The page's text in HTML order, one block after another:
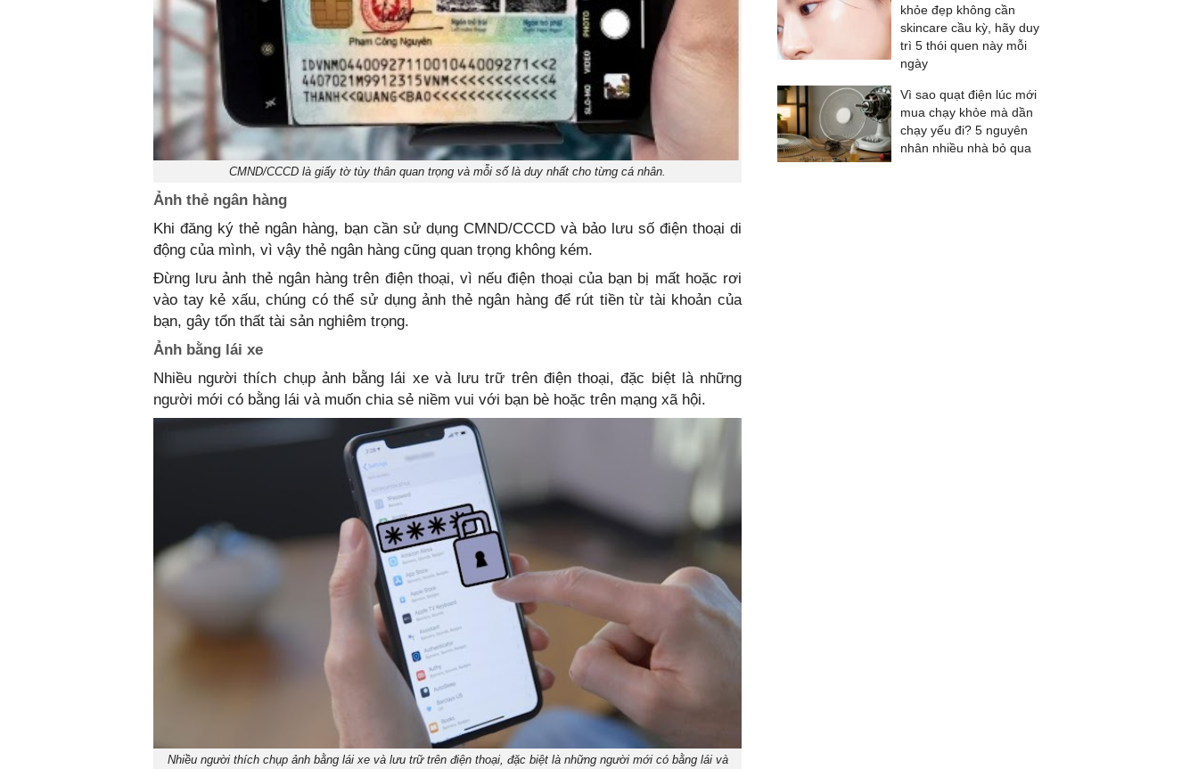
CMND/CCCD là giấy tờ tùy thân quan trọng và mỗi số là duy nhất cho từng cá nhân.
Ảnh thẻ ngân hàng
Khi đăng ký thẻ ngân hàng, bạn cần sử dụng CMND/CCCD và bảo lưu số điện thoại di
động của mình, vì vậy thẻ ngân hàng cũng quan trọng không kém.
Đừng lưu ảnh thẻ ngân hàng trên điện thoại, vì nếu điện thoại của bạn bị mất hoặc rơi
vào tay kẻ xấu, chúng có thể sử dụng ảnh thẻ ngân hàng để rút tiền từ tài khoản của
bạn, gây tổn thất tài sản nghiêm trọng.
Ảnh bằng lái xe
Nhiều người thích chụp ảnh bằng lái xe và lưu trữ trên điện thoại, đặc biệt là những
người mới có bằng lái và muốn chia sẻ niềm vui với bạn bè hoặc trên mạng xã hội.
Nhiều người thích chụp ảnh bằng lái xe và lưu trữ trên điện thoại, đặc biệt là những người mới có bằng lái và
khỏe đẹp không cần
skincare cầu kỳ, hãy duy
trì 5 thói quen này mỗi
ngày
Vì sao quạt điện lúc mới
mua chạy khỏe mà dần
chạy yếu đi? 5 nguyên
nhân nhiều nhà bỏ qua